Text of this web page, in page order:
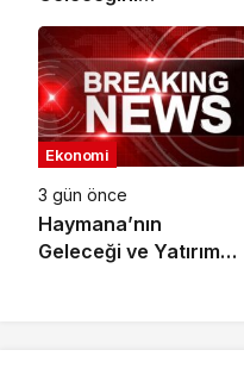
Şekillendirecek Genç
Yetenekleri Arıyor
Ekonomi
3 gün önce
Haymana’nın
Geleceği ve Yatırım